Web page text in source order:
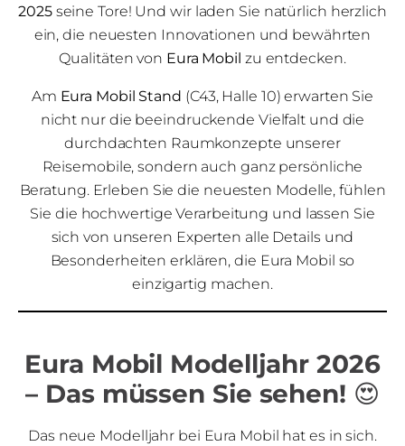
2025seine Tore! Und wir laden Sie natürlich herzlich
ein, die neuesten Innovationen und bewährten
Qualitäten von Eura Mobil zu entdecken.
Am Eura Mobil Stand (C43, Halle 10) erwarten Sie
nicht nur die beeindruckende Vielfalt und die
durchdachten Raumkonzepte unserer
Reisemobile, sondern auch ganz persönliche
Beratung. Erleben Sie die neuesten Modelle, fühlen
Sie die hochwertige Verarbeitung und lassen Sie
sich von unseren Experten alle Details und
Besonderheiten erklären, die Eura Mobil so
einzigartig machen.
Eura Mobil Modelljahr 2026
– Das müssen Sie sehen! 😍
Das neue Modelljahr bei Eura Mobil hat es in sich.